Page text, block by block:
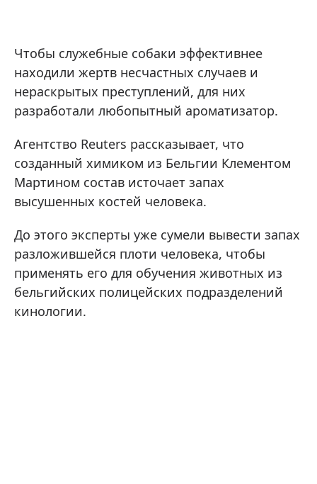
Чтобы служебные собаки эффективнее
находили жертв несчастных случаев и
нераскрытых преступлений, для них
разработали любопытный ароматизатор.
Агентство Reuters рассказывает, что
созданный химиком из Бельгии Клементом
Мартином состав источает запах
высушенных костей человека.
До этого эксперты уже сумели вывести запах
разложившейся плоти человека, чтобы
применять его для обучения животных из
бельгийских полицейских подразделений
кинологии.